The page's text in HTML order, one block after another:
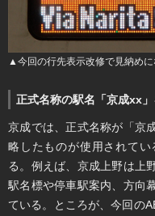
▲今回の行先表示改修で見納め
正式名称の駅名「京成xx
京成では、正式名称が「京
略したものが使用されて
る。例えば、京成上野は上
駅名標や停車駅案内、方向
ている。ところが、今回の